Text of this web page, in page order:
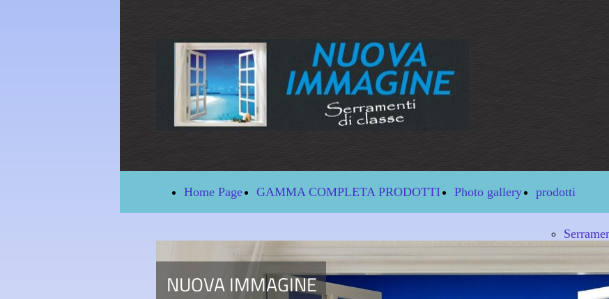
Home Page GAMMA COMPLETA PRODOTTI Photo gallery prodotti
NUOVA IMMAGINE